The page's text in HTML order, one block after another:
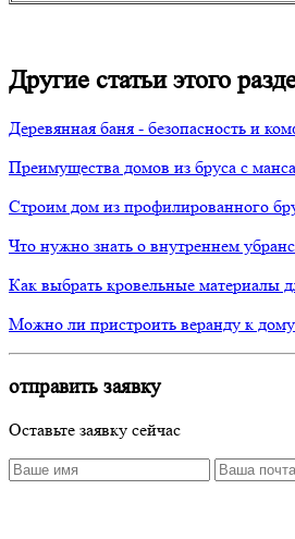
Другие статьи этого
Деревянная баня - безопасность и
Преимущества домов из бруса с
Строим дом из профилированного
Что нужно знать о внутреннем
Как выбрать кровельные материалы
Можно ли пристроить веранду к дому
отправить заявку
Оставьте заявку сейчас